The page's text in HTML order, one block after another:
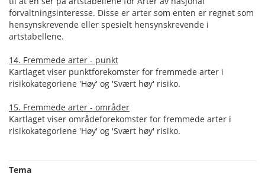
forvaltningsinteresse. Disse er arter som enten er regnet som
hensynskrevende eller spesielt hensynskrevende i
artstabellene.
14. Fremmede arter - punkt
Kartlaget viser punktforekomster for fremmede arter i
risikokategoriene 'Høy' og 'Svært høy' risiko.
15. Fremmede arter - områder
Kartlaget viser områdeforekomster for fremmede arter i
risikokategoriene 'Høy' og 'Svært høy' risiko.
Tema